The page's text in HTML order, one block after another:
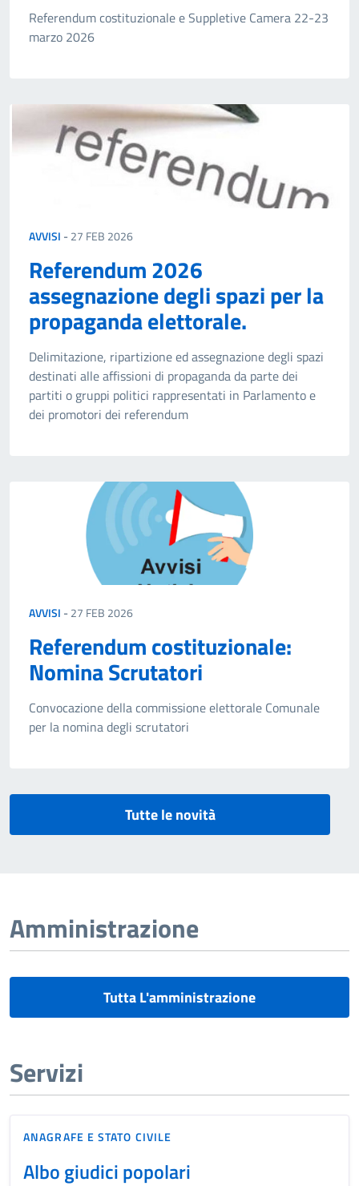
Referendum costituzionale e Suppletive Camera 22-23
marzo 2026
AVVISI -27 FEB 2026
Referendum 2026
assegnazione degli spazi per la
propaganda elettorale.
Delimitazione, ripartizione ed assegnazione degli spazi
destinati alle affissioni di propaganda da parte dei
partiti o gruppi politici rappresentati in Parlamento e
dei promotori dei referendum
AVVISI -27 FEB 2026
Referendum costituzionale:
Nomina Scrutatori
Convocazione della commissione elettorale Comunale
per la nomina degli scrutatori
Tutte le novità
Amministrazione
Tutta L'amministrazione
Servizi
ANAGRAFE E STATO CIVILE
Albo giudici popolari